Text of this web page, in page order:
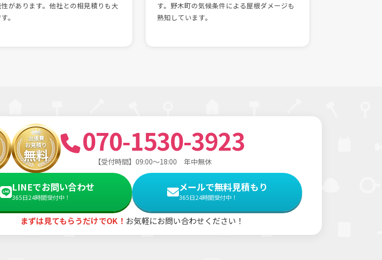
があります。他社との相見積りも大
。
す。野木町の気候条件による屋根ダメージも
熟知しています。
出張費
お見積り
無料 070-1530-3923
【受付時間】09:00〜18:00 年中無休
LINEでお問い合わせ
365日24時間受付中！
メールで無料見積もり
365日24時間受付中！
まずは見てもらうだけでOK！ お気軽にお問い合わせください！